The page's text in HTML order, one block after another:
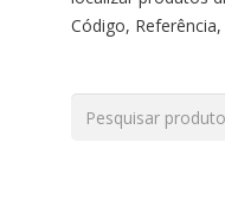
Código,